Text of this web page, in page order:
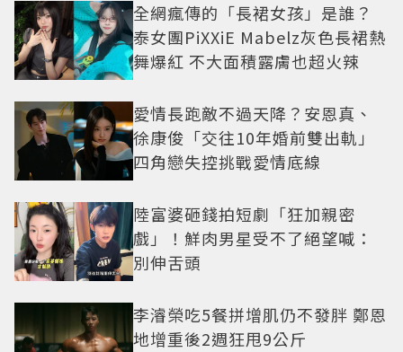
全網瘋傳的「長裙女孩」是誰？
泰女團PiXXiE Mabelz灰色長裙熱
舞爆紅 不大面積露膚也超火辣
愛情長跑敵不過天降？安恩真、
徐康俊「交往10年婚前雙出軌」
四角戀失控挑戰愛情底線
陸富婆砸錢拍短劇「狂加親密
戲」！鮮肉男星受不了絕望喊：
別伸舌頭
李濬榮吃5餐拼增肌仍不發胖 鄭恩
地增重後2週狂甩9公斤